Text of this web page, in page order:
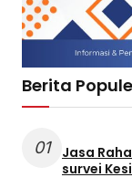
Berita
01
Jasa
survei